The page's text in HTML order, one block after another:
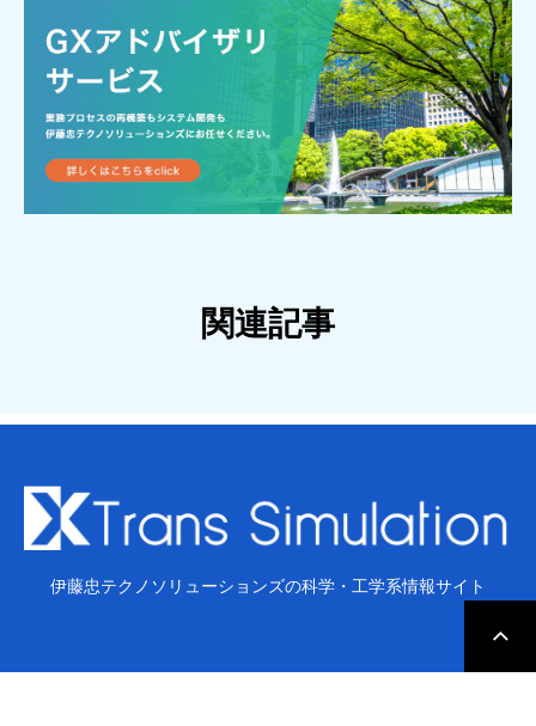
関連記事
伊藤忠テクノソリューションズの科学・工学系情報サイト